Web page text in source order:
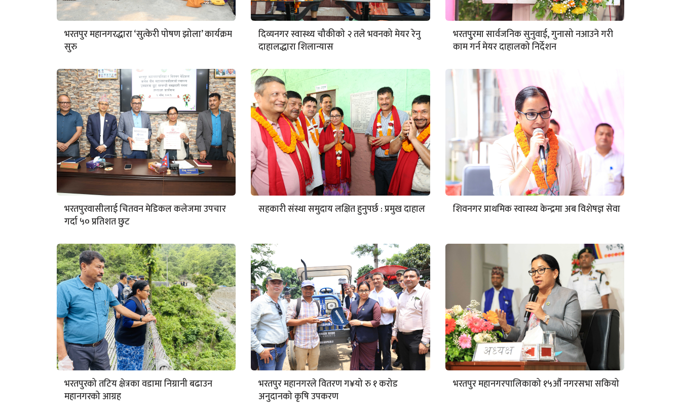
भरतपुर महानगरद्धारा ‘सुत्केरी पोषण झोला’ कार्यक्रम
सुरु
दिव्यनगर स्वास्थ्य चौकीको २ तले भवनको मेयर रेनु
दाहालद्धारा शिलान्यास
भरतपुुरमा सार्वजनिक सुनुवाई, गुनासो नआउने गरी
काम गर्न मेयर दाहालको निर्देशन
भरतपुरवासीलाई चितवन मेडिकल कलेजमा उपचार
गर्दा ५० प्रतिशत छुट
सहकारी संस्था समुदाय लक्षित हुनुपर्छ : प्रमुख दाहाल शिवनगर प्राथमिक स्वास्थ्य केन्द्रमा अब विशेषज्ञ सेवा
भरतपुरको तटिय क्षेत्रका वडामा निग्रानी बढाउन
महानगरको आग्रह
भरतपुर महानगरले वितरण ग¥यो रु १ करोड
अनुदानको कृषि उपकरण
भरतपुर महानगरपालिकाको १५औँ नगरसभा सकियो